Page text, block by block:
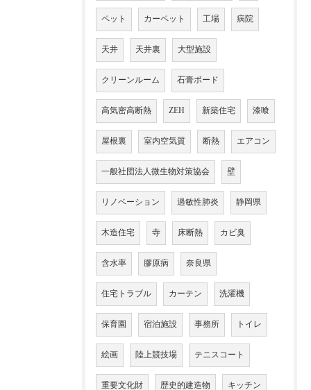
ペット カーペット 工場 病院
天井 天井裏 大型施設
クリーンルーム 石膏ボード
高気密高断熱 ZEH 新築住宅 漆喰
屋根裏 室内空気質 断熱 エアコン
一般社団法人微生物対策協会 壁
リノベーション 過敏性肺炎 静岡県
木造住宅 寺 床断熱 カビ臭
含水率 膠原病 奈良県
住宅トラブル カーテン 洗濯機
保育園 宿泊施設 事務所 トイレ
絵画 陸上競技場 テニスコート
重要文化財 歴史的建造物 キッチン